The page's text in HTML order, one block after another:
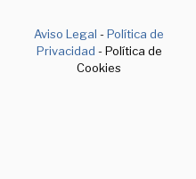
Aviso Legal -Política de
Privacidad - Política de
Cookies